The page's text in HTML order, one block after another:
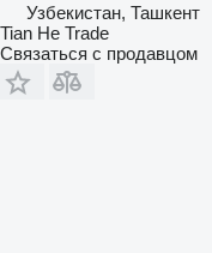
Узбекистан, Ташкент
Tian He Trade
Связаться с продавцом